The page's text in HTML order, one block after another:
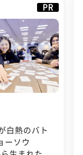
PR
白熱のバト
ーソウ